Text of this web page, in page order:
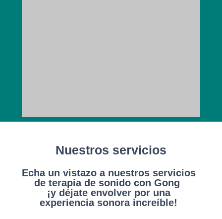
Nuestros servicios
Echa un vistazo a nuestros servicios
de terapia de sonido con Gong
¡y déjate envolver por una
experiencia sonora increíble!